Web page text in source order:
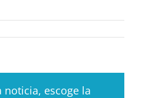
noticia, escoge la